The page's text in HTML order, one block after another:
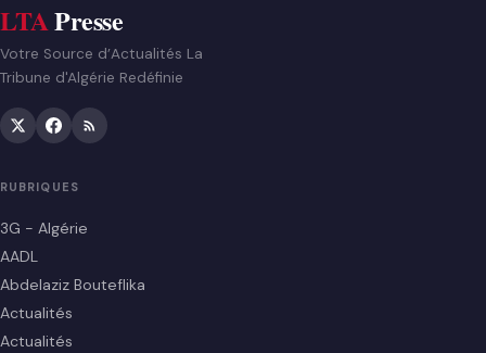
LTAPresse
Votre Source d’Actualités La
Tribune d'Algérie Redéfinie
RUBRIQUES
3G - Algérie
AADL
Abdelaziz Bouteflika
Actualités
Actualités